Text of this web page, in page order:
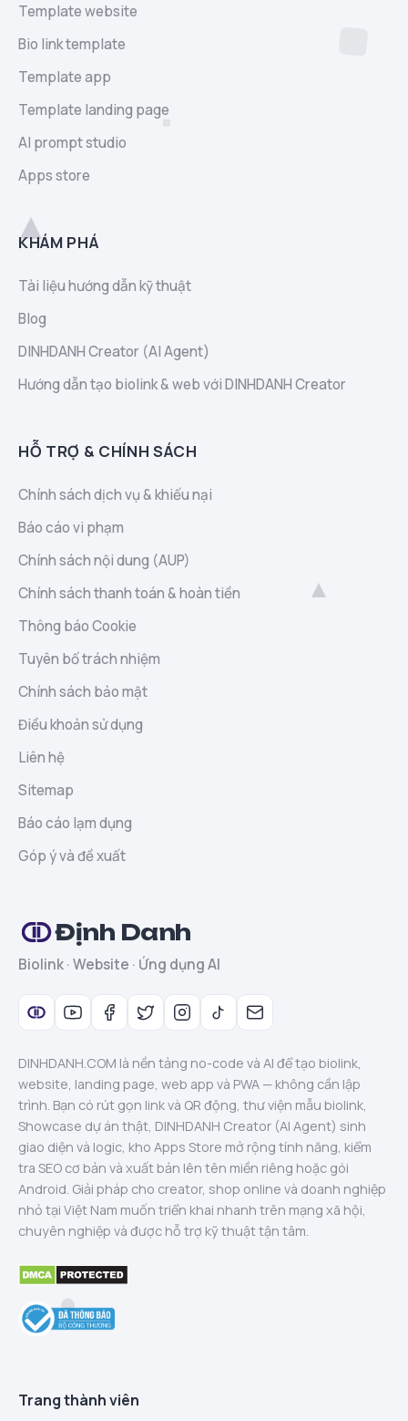
Template website
Bio link template
Template app
Template landing page
AI prompt studio
Apps store
KHÁM PHÁ
Tài liệu hướng dẫn kỹ thuật
Blog
DINHDANH Creator (AI Agent)
Hướng dẫn tạo biolink & web với DINHDANH Creator
HỖ TRỢ & CHÍNH SÁCH
Chính sách dịch vụ & khiếu nại
Báo cáo vi phạm
Chính sách nội dung (AUP)
Chính sách thanh toán & hoàn tiền
Thông báo Cookie
Tuyên bố trách nhiệm
Chính sách bảo mật
Điều khoản sử dụng
Liên hệ
Sitemap
Báo cáo lạm dụng
Góp ý và đề xuất
Định Danh
Biolink · Website · Ứng dụng AI
DINHDANH.COM là nền tảng no-code và AI để tạo biolink,
website, landing page, web app và PWA — không cần lập
trình. Bạn có rút gọn link và QR động, thư viện mẫu biolink,
Showcase dự án thật, DINHDANH Creator (AI Agent) sinh
giao diện và logic, kho Apps Store mở rộng tính năng, kiểm
tra SEO cơ bản và xuất bản lên tên miền riêng hoặc gói
Android. Giải pháp cho creator, shop online và doanh nghiệp
nhỏ tại Việt Nam muốn triển khai nhanh trên mạng xã hội,
chuyên nghiệp và được hỗ trợ kỹ thuật tận tâm.
Trang thành viên